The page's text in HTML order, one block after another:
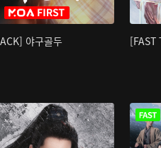
야구골두 [FAST